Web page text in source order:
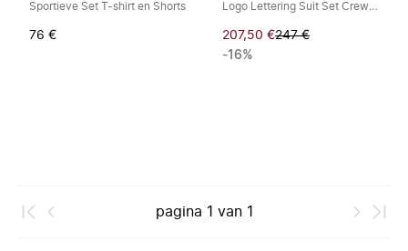
Sportieve Set T-shirt en Shorts
76 €
Logo Lettering Suit Set Crew Neck
207,50 €247 €
-16%
pagina 1 van 1